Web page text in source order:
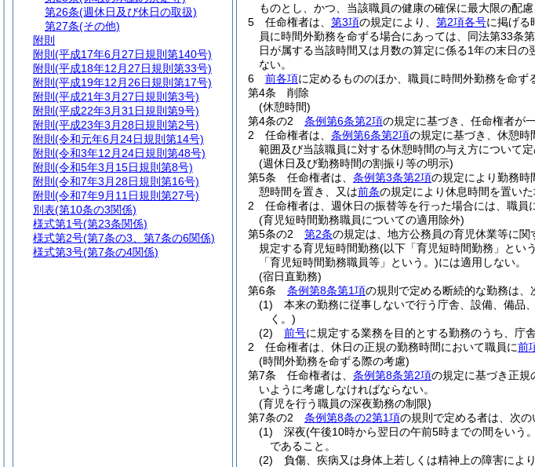
ものとし、かつ、当該職員の健康の確保に最大限の配慮
5
任命権者は、 第3項の規定により、 第2項各号に掲げる
員に時間外勤務を命ずる場合にあっては、同法第33条
日が属する当該時間又は月数の算定に係る1年の末日
ない。
6
前各項に定めるもののほか、職員に時間外勤務を命ず
第4条
削除
(休憩時間)
第4条の2
条例第6条第2項の規定に基づき、任命権者が
2
任命権者は、 条例第6条第2項の規定に基づき、休憩
範囲及び当該職員に対する休憩時間の与え方について定
(週休日及び勤務時間の割振り等の明示)
第5条
任命権者は、 条例第3条第2項の規定により勤務時
憩時間を置き、又は前条の規定により休息時間を置い
2
任命権者は、週休日の振替等を行った場合には、職員
(育児短時間勤務職員についての適用除外)
第5条の2
第2条の規定は、地方公務員の育児休業等に関
規定する育児短時間勤務(以下「育児短時間勤務」とい
「育児短時間勤務職員等」という。)には適用しない。
(宿日直勤務)
第6条
条例第8条第1項の規則で定める断続的な勤務は、
(1)
本来の勤務に従事しないで行う庁舎、設備、備品
く。)
(2)
前号に規定する業務を目的とする勤務のうち、庁
2
任命権者は、休日の正規の勤務時間において職員に前
(時間外勤務を命ずる際の考慮)
第7条
任命権者は、 条例第8条第2項の規定に基づき正規
いように考慮しなければならない。
(育児を行う職員の深夜勤務の制限)
第7条の2
条例第8条の2第1項の規則で定める者は、次の
(1)
深夜(午後10時から翌日の午前5時までの間をいう
であること。
(2)
負傷、疾病又は身体上若しくは精神上の障害によ
第26条(週休日及び休日の取扱)
第27条(その他)
附則
附則 (平成17年6月27日規則第140号)
附則 (平成18年12月27日規則第33号)
附則 (平成19年12月26日規則第17号)
附則 (平成21年3月27日規則第3号)
附則 (平成22年3月31日規則第9号)
附則 (平成23年3月28日規則第2号)
附則 (令和元年6月24日規則第14号)
附則 (令和3年12月24日規則第48号)
附則 (令和5年3月15日規則第8号)
附則 (令和7年3月28日規則第16号)
附則 (令和7年9月11日規則第27号)
別表(第10条の3関係)
様式第1号(第23条関係)
様式第2号(第7条の3、第7条の6関係)
様式第3号(第7条の4関係)